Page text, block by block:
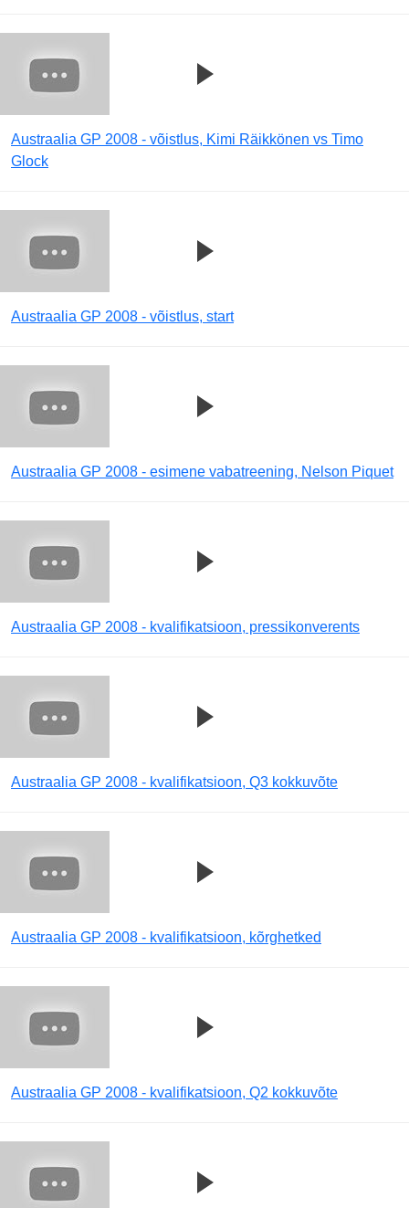
Austraalia GP 2008 - võistlus, Kimi Räikkönen vs Timo
Glock
Austraalia GP 2008 - võistlus, start
Austraalia GP 2008 - esimene vabatreening, Nelson Piquet
Austraalia GP 2008 - kvalifikatsioon, pressikonverents
Austraalia GP 2008 - kvalifikatsioon, Q3 kokkuvõte
Austraalia GP 2008 - kvalifikatsioon, kõrghetked
Austraalia GP 2008 - kvalifikatsioon, Q2 kokkuvõte